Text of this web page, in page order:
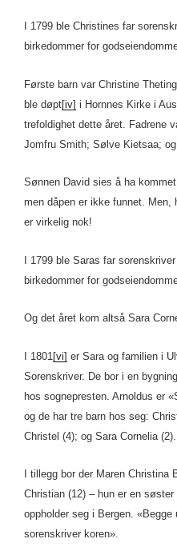
I 1799 ble Christines far
birkedommer for
Første barn var Christine
ble døpt[iv] i Hornnes Kirke i
trefoldighet dette året. Fadrene
Jomfru Smith; Sølve Kietsaa; og
Sønnen David sies å ha
men dåpen er ikke funnet. Men,
er virkelig nok!
I 1799 ble Saras far
birkedommer for
Og det året kom altså Sara
I 1801 [vi] er Sara og familien i
Sorenskriver. De bor i en
hos sognepresten. Arnoldus er
og de har tre barn hos seg:
Christel (4); og Sara Cornelia (2).
I tillegg bor der Maren
Christian (12) – hun er en
oppholder seg i Bergen.
sorenskriver koren».